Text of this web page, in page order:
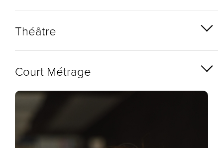
Théâtre
Court Métrage